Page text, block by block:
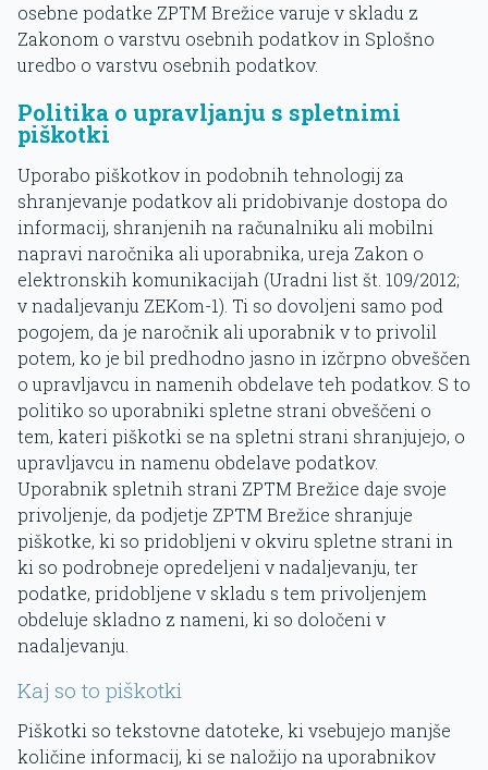
osebne podatke ZPTM Brežice varuje v skladu z
Zakonom o varstvu osebnih podatkov in Splošno
uredbo o varstvu osebnih podatkov.
Politika o upravljanju s spletnimi
piškotki
Uporabo piškotkov in podobnih tehnologij za
shranjevanje podatkov ali pridobivanje dostopa do
informacij, shranjenih na računalniku ali mobilni
napravi naročnika ali uporabnika, ureja Zakon o
elektronskih komunikacijah (Uradni list št. 109/2012;
v nadaljevanju ZEKom-1). Ti so dovoljeni samo pod
pogojem, da je naročnik ali uporabnik v to privolil
potem, ko je bil predhodno jasno in izčrpno obveščen
o upravljavcu in namenih obdelave teh podatkov. S to
politiko so uporabniki spletne strani obveščeni o
tem, kateri piškotki se na spletni strani shranjujejo, o
upravljavcu in namenu obdelave podatkov.
Uporabnik spletnih strani ZPTM Brežice daje svoje
privoljenje, da podjetje ZPTM Brežice shranjuje
piškotke, ki so pridobljeni v okviru spletne strani in
ki so podrobneje opredeljeni v nadaljevanju, ter
podatke, pridobljene v skladu s tem privoljenjem
obdeluje skladno z nameni, ki so določeni v
nadaljevanju.
Kaj so to piškotki
Piškotki so tekstovne datoteke, ki vsebujejo manjše
količine informacij, ki se naložijo na uporabnikov